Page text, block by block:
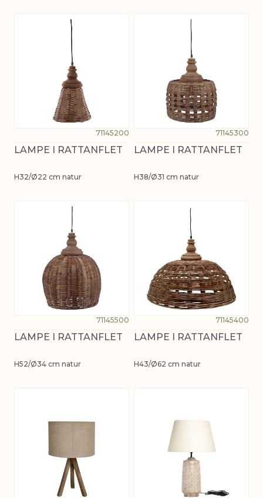
71145200
LAMPE I RATTANFLET
H32/Ø22 cm natur
71145300
LAMPE I RATTANFLET
H38/Ø31 cm natur
71145500
LAMPE I RATTANFLET
H52/Ø34 cm natur
71145400
LAMPE I RATTANFLET
H43/Ø62 cm natur